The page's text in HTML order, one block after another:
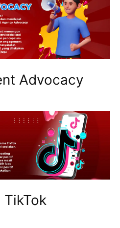
Advocacy
TikTok